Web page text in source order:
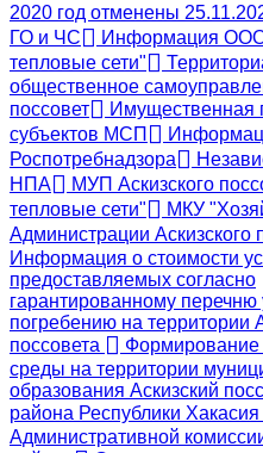
2020 год отменены
ГО и ЧС
Информация ООО
тепловые сети"
общественное
поссовет
Имущественная
субъектов МСП
Роспотребнадзора
НПА
МУП Аскизского
тепловые сети"
МКУ
Администрации Аскизского
Информация о стоимости
предоставляемых согласно
гарантированному перечню
погребению на территории
поссовета
среды на территории
образования Аскизский
района Республики Хакасия
Административной